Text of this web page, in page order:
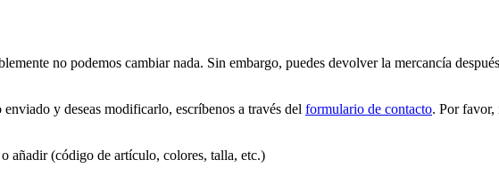
no podemos cambiar nada. Sin embargo, puedes devolver la mercancía
y deseas modificarlo, escríbenos a través del formulario de contacto. Por favor,
añadir (código de artículo, colores, talla, etc.)